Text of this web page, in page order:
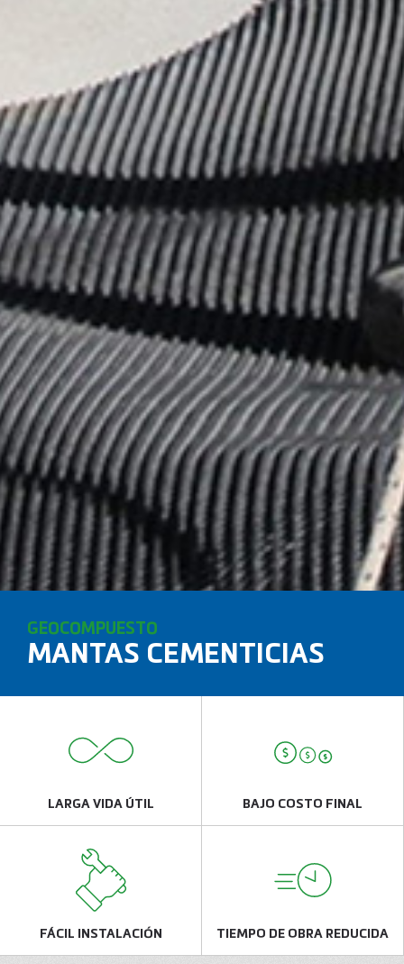
GEOCOMPUESTO
MANTAS CEMENTICIAS
LARGA VIDA ÚTIL BAJO COSTO FINAL
FÁCIL INSTALACIÓN TIEMPO DE OBRA REDUCIDA